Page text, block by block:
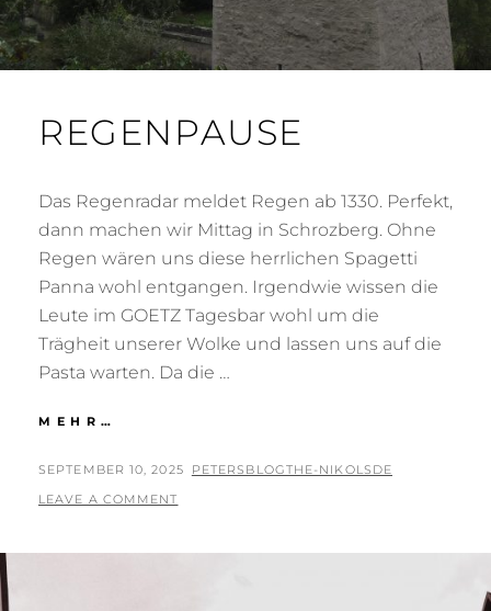
REGENPAUSE
Das Regenradar meldet Regen ab 1330. Perfekt,
dann machen wir Mittag in Schrozberg. Ohne
Regen wären uns diese herrlichen Spagetti
Panna wohl entgangen. Irgendwie wissen die
Leute im GOETZ Tagesbar wohl um die
Trägheit unserer Wolke und lassen uns auf die
Pasta warten. Da die …
MEHR…
POSTED
ON
SEPTEMBER 10, 2025 BY
PETERSBLOGTHE-NIKOLSDE
LEAVE A COMMENT